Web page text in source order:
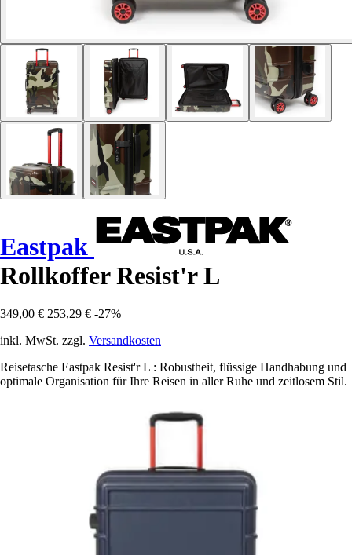
Eastpak
Rollkoffer Resist'r L
349,00 € 253,29 € -27%
inkl. MwSt. zzgl. Versandkosten
Reisetasche Eastpak Resist'r L : Robustheit, flüssige Handhabung und
optimale Organisation für Ihre Reisen in aller Ruhe und zeitlosem Stil.